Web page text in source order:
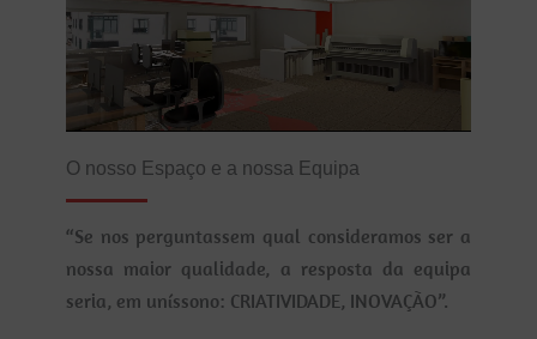
O nosso Espaço e a nossa Equipa
“Se nos perguntassem qual consideramos ser a
nossa maior qualidade, a resposta da equipa
seria, em uníssono: CRIATIVIDADE, INOVAÇÃO”.